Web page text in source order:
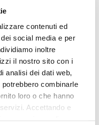
contenuti ed
social media e per
inoltre
il nostro sito con i
analisi dei dati web,
combinarle
loro o che hanno
Accettando e